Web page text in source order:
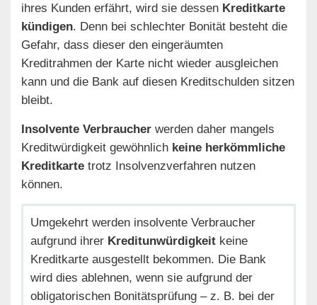
ihres Kunden erfährt, wird sie dessen Kreditkarte
kündigen. Denn bei schlechter Bonität besteht die
Gefahr, dass dieser den eingeräumten
Kreditrahmen der Karte nicht wieder ausgleichen
kann und die Bank auf diesen Kreditschulden sitzen
bleibt.
Insolvente Verbraucher werden daher mangels
Kreditwürdigkeit gewöhnlich keine herkömmliche
Kreditkarte trotz Insolvenzverfahren nutzen
können.
Umgekehrt werden insolvente Verbraucher
aufgrund ihrer Kreditunwürdigkeit keine
Kreditkarte ausgestellt bekommen. Die Bank
wird dies ablehnen, wenn sie aufgrund der
obligatorischen Bonitätsprüfung – z. B. bei der